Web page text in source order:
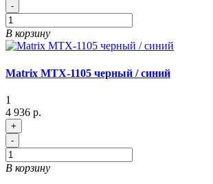
-
В корзину
Matrix MTX-1105 черный / синий
1
4 936 р.
+
-
В корзину